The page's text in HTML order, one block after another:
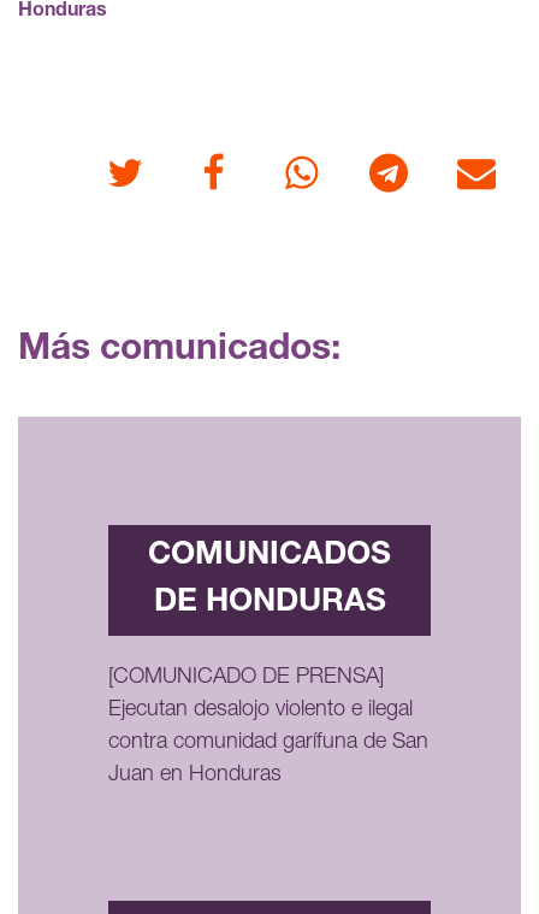
Honduras
Twitter FacebookWhatsappTelegram Correo
Más comunicados:
COMUNICADOS
DE HONDURAS
[COMUNICADO DE PRENSA]
Ejecutan desalojo violento e ilegal
contra comunidad garífuna de San
Juan en Honduras